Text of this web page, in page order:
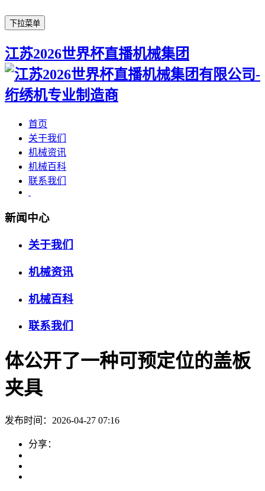
下拉菜单
江苏2026世界杯直播机械集团
首页
关于我们
机械资讯
机械百科
联系我们
新闻中心
关于我们
机械资讯
机械百科
联系我们
体公开了一种可预定位的盖板
夹具
发布时间：2026-04-27 07:16
分享：